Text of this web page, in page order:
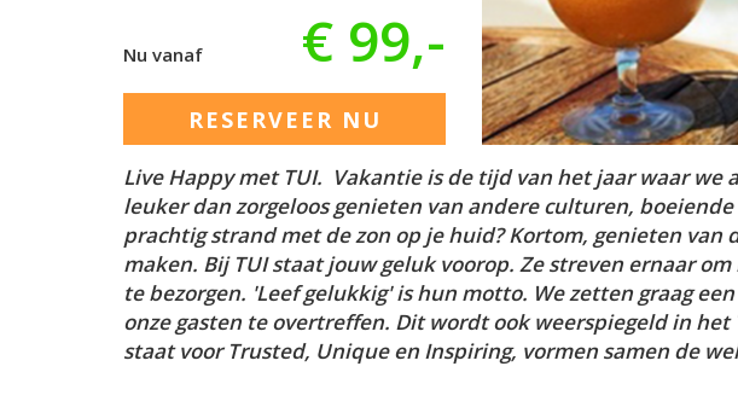
Nu vanaf € 99,-
RESERVEER NU
Live Happy met TUI. Vakantie is de tijd van het jaar waar
leuker dan zorgeloos genieten van andere culturen,
prachtig strand met de zon op je huid? Kortom, genieten van
maken. Bij TUI staat jouw geluk voorop. Ze streven ernaar
te bezorgen. 'Leef gelukkig' is hun motto. We zetten graag
onze gasten te overtreffen. Dit wordt ook weerspiegeld in het
staat voor Trusted, Unique en Inspiring, vormen samen de